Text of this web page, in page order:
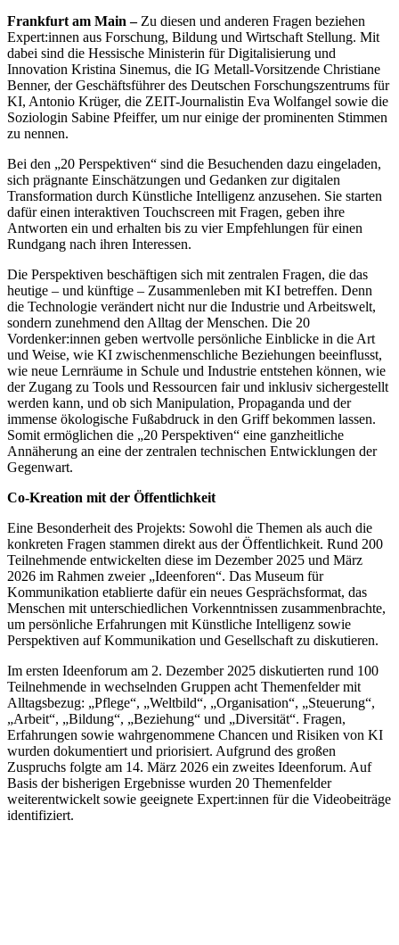
Frankfurt am Main –Zu diesen und anderen Fragen beziehen
Expert:innen aus Forschung, Bildung und Wirtschaft Stellung. Mit
dabei sind die Hessische Ministerin für Digitalisierung und
Innovation Kristina Sinemus, die IG Metall-Vorsitzende Christiane
Benner, der Geschäftsführer des Deutschen Forschungszentrums für
KI, Antonio Krüger, die ZEIT-Journalistin Eva Wolfangel sowie die
Soziologin Sabine Pfeiffer, um nur einige der prominenten Stimmen
zu nennen.
Bei den „20 Perspektiven“ sind die Besuchenden dazu eingeladen,
sich prägnante Einschätzungen und Gedanken zur digitalen
Transformation durch Künstliche Intelligenz anzusehen. Sie starten
dafür einen interaktiven Touchscreen mit Fragen, geben ihre
Antworten ein und erhalten bis zu vier Empfehlungen für einen
Rundgang nach ihren Interessen.
Die Perspektiven beschäftigen sich mit zentralen Fragen, die das
heutige – und künftige – Zusammenleben mit KI betreffen. Denn
die Technologie verändert nicht nur die Industrie und Arbeitswelt,
sondern zunehmend den Alltag der Menschen. Die 20
Vordenker:innen geben wertvolle persönliche Einblicke in die Art
und Weise, wie KI zwischenmenschliche Beziehungen beeinflusst,
wie neue Lernräume in Schule und Industrie entstehen können, wie
der Zugang zu Tools und Ressourcen fair und inklusiv sichergestellt
werden kann, und ob sich Manipulation, Propaganda und der
immense ökologische Fußabdruck in den Griff bekommen lassen.
Somit ermöglichen die „20 Perspektiven“ eine ganzheitliche
Annäherung an eine der zentralen technischen Entwicklungen der
Gegenwart.
Co-Kreation mit der Öffentlichkeit
Eine Besonderheit des Projekts: Sowohl die Themen als auch die
konkreten Fragen stammen direkt aus der Öffentlichkeit. Rund 200
Teilnehmende entwickelten diese im Dezember 2025 und März
2026 im Rahmen zweier „Ideenforen“. Das Museum für
Kommunikation etablierte dafür ein neues Gesprächsformat, das
Menschen mit unterschiedlichen Vorkenntnissen zusammenbrachte,
um persönliche Erfahrungen mit Künstliche Intelligenz sowie
Perspektiven auf Kommunikation und Gesellschaft zu diskutieren.
Im ersten Ideenforum am 2. Dezember 2025 diskutierten rund 100
Teilnehmende in wechselnden Gruppen acht Themenfelder mit
Alltagsbezug: „Pflege“, „Weltbild“, „Organisation“, „Steuerung“,
„Arbeit“, „Bildung“, „Beziehung“ und „Diversität“. Fragen,
Erfahrungen sowie wahrgenommene Chancen und Risiken von KI
wurden dokumentiert und priorisiert. Aufgrund des großen
Zuspruchs folgte am 14. März 2026 ein zweites Ideenforum. Auf
Basis der bisherigen Ergebnisse wurden 20 Themenfelder
weiterentwickelt sowie geeignete Expert:innen für die Videobeiträge
identifiziert.